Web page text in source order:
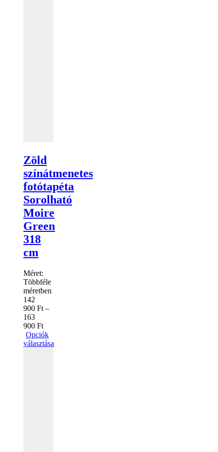
Zöld
színátmenetes
fotótapéta
Sorolható
Moire
Green
318
cm
Méret:
Többféle
méretben
142
900 Ft –
163
900 Ft
Opciók
választása